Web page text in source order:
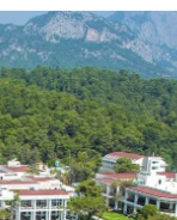
Dominikānas
Republika
Punta Kana
Albānija